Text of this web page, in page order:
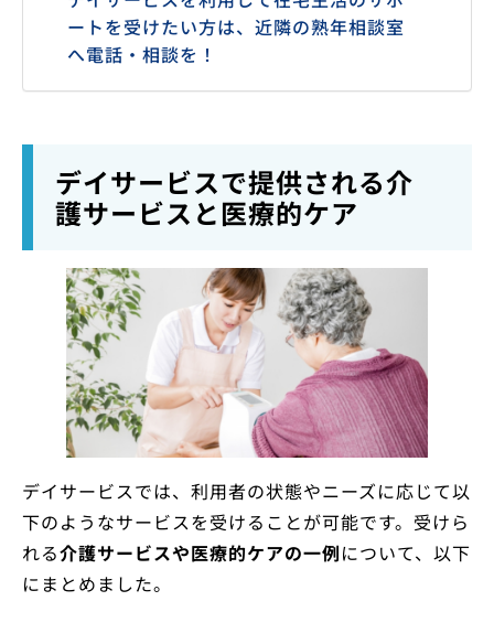
ートを受けたい方は、近隣の熟年相談室
へ電話・相談を！
デイサービスで提供される介
護サービスと医療的ケア
デイサービスでは、利用者の状態やニーズに応じて以
下のようなサービスを受けることが可能です。受けら
れる介護サービスや医療的ケアの一例について、以下
にまとめました。